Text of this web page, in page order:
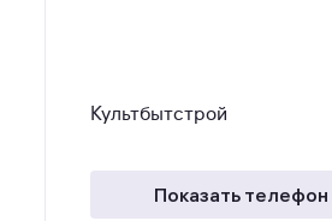
Культбытстрой
Показать телефон